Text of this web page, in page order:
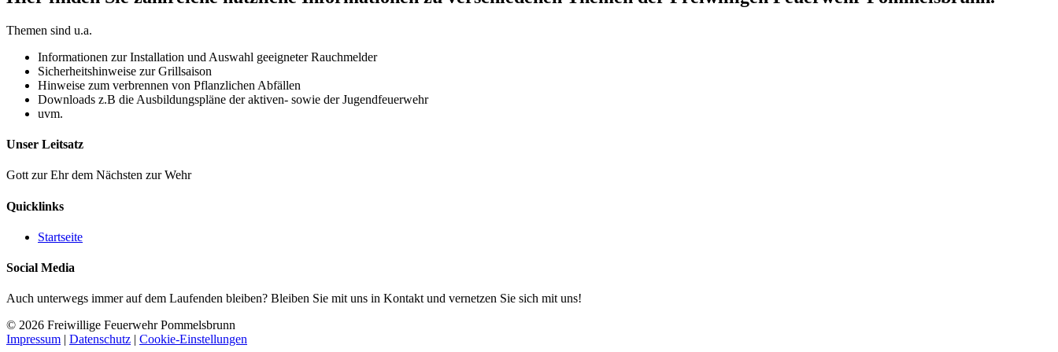
Themen sind u.a.
Informationen zur Installation und Auswahl geeigneter Rauchmelder
Sicherheitshinweise zur Grillsaison
Hinweise zum verbrennen von Pflanzlichen Abfällen
Downloads z.B die Ausbildungspläne der aktiven- sowie der Jugendfeuerwehr
uvm.
Unser Leitsatz
Gott zur Ehr dem Nächsten zur Wehr
Quicklinks
Startseite
Social Media
Auch unterwegs immer auf dem Laufenden bleiben? Bleiben Sie mit uns in Kontakt und vernetzen Sie sich mit uns!
© 2026 Freiwillige Feuerwehr Pommelsbrunn
Impressum | Datenschutz | Cookie-Einstellungen